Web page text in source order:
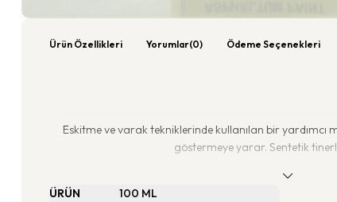
Ürün Özellikleri Yorumlar(0) Ödeme Seçenekleri
Eskitme ve varak tekniklerinde kullanılan bir yardımcı
göstermeye yarar. Sentetik

ÜRÜN
100 ML